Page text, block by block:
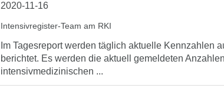
2020-11-16
Intensivregister-Team am RKI
Im Tagesreport werden täglich aktuelle Kennzahlen
berichtet. Es werden die aktuell gemeldeten
intensivmedizinischen ...